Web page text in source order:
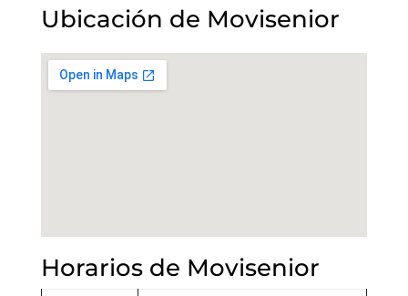
Ubicación de Movisenior
Horarios de Movisenior